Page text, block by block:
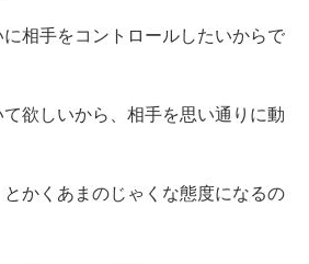
相手をコントロールしたいからで
欲しいから、相手を思い通りに動
かくあまのじゃくな態度になるの